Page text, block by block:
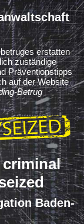
erstatten
zuständige
Präventionstipps
auf der Website
Betrug
Baden-